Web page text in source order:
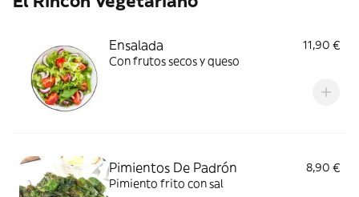
Ensalada
11,90 €
Con frutos secos y queso
Pimientos De Padrón
8,90 €
Pimiento frito con sal